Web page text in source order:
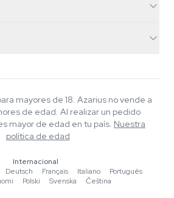
mayores de 18. Azarius no vende a
de edad. Al realizar un pedido
mayor de edad en tu país. Nuestra
política de edad
Internacional
·Deutsch ·Français ·Italiano ·Português
·
·Polski ·Svenska ·Čeština